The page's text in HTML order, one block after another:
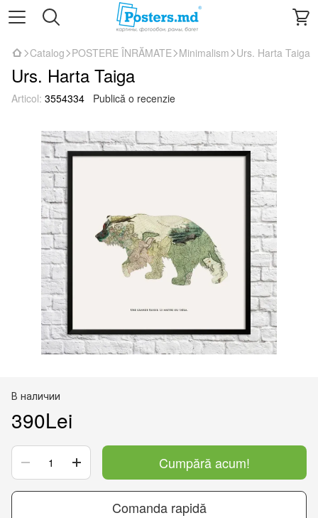
Catalog POSTERE ÎNRĂMATE Minimalism Urs. Harta Taiga
Urs. Harta Taiga
Articol: 3554334 Publică o recenzie
В наличии
390Lei
Cumpără acum!
Comanda rapidă